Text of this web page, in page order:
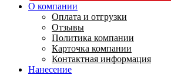
О компании
Оплата и отгрузки
Отзывы
Политика компании
Карточка компании
Контактная информация
Нанесение